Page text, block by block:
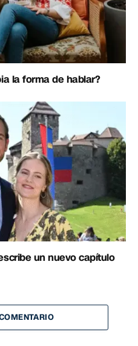
la forma de hablar?
un nuevo capítulo